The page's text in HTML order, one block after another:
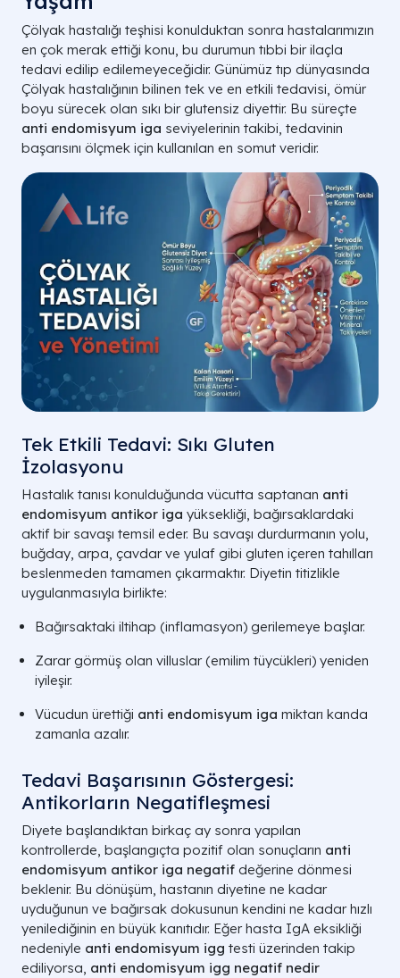
Çölyak hastalığı teşhisi konulduktan sonra hastalarımızın
en çok merak ettiği konu, bu durumun tıbbi bir ilaçla
tedavi edilip edilemeyeceğidir. Günümüz tıp dünyasında
Çölyak hastalığının bilinen tek ve en etkili tedavisi, ömür
boyu sürecek olan sıkı bir glutensiz diyettir. Bu süreçte
anti endomisyum iga seviyelerinin takibi, tedavinin
başarısını ölçmek için kullanılan en somut veridir.
Tek Etkili Tedavi: Sıkı Gluten
İzolasyonu
Hastalık tanısı konulduğunda vücutta saptanan anti
endomisyum antikor iga yüksekliği, bağırsaklardaki
aktif bir savaşı temsil eder. Bu savaşı durdurmanın yolu,
buğday, arpa, çavdar ve yulaf gibi gluten içeren tahılları
beslenmeden tamamen çıkarmaktır. Diyetin titizlikle
uygulanmasıyla birlikte:
Bağırsaktaki iltihap (inflamasyon) gerilemeye başlar.
Zarar görmüş olan villuslar (emilim tüycükleri) yeniden
iyileşir.
Vücudun ürettiği anti endomisyum iga miktarı kanda
zamanla azalır.
Tedavi Başarısının Göstergesi:
Antikorların Negatifleşmesi
Diyete başlandıktan birkaç ay sonra yapılan
kontrollerde, başlangıçta pozitif olan sonuçların anti
endomisyum antikor iga negatif değerine dönmesi
beklenir. Bu dönüşüm, hastanın diyetine ne kadar
uyduğunun ve bağırsak dokusunun kendini ne kadar hızlı
yenilediğinin en büyük kanıtıdır. Eğer hasta IgA eksikliği
nedeniyle anti endomisyum igg testi üzerinden takip
ediliyorsa, anti endomisyum igg negatif nedir